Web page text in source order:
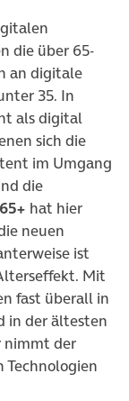
die über 65-
an digitale
35. In
als digital
sich die
im Umgang
die
hat hier
neuen
ist
Mit
fast überall in
in der ältesten
nimmt der